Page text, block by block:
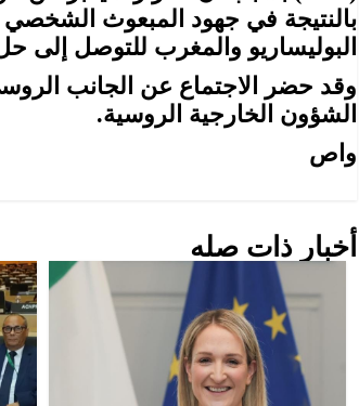
بالنتيجة في جهود المبعوث الشخصي
البوليساريو والمغرب للتوصل إلى
وقد حضر الاجتماع عن الجانب
الشؤون الخارجية الروسية.
واص
أخبار ذات صله